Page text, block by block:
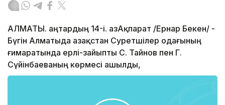
АЛМАТЫ. Қаңтардың 14-і. ҚазАқпарат /Ернар Бекен/ -
Бүгін Алматыда Қазақстан Суретшілер одағының
ғимаратында ерлі-зайыпты С. Тайнов пен Г.
Сүйінбаеваның көрмесі ашылды,